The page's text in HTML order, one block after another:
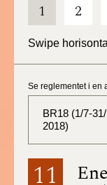
1 2
Swipe
11
Se reglementet i en
BR18 (1/7-
2018)
BR18